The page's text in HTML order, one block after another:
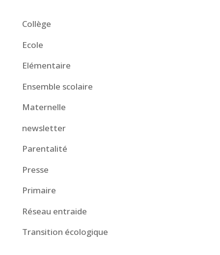
Collège
Ecole
Elémentaire
Ensemble scolaire
Maternelle
newsletter
Parentalité
Presse
Primaire
Réseau entraide
Transition écologique